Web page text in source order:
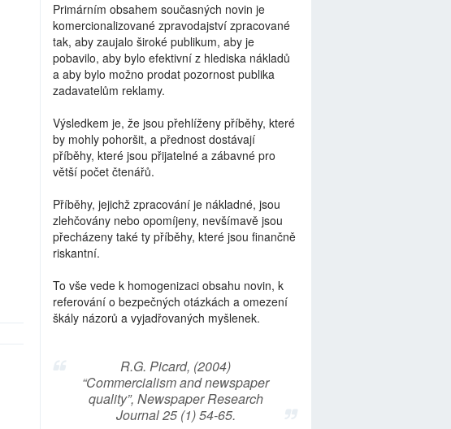
Primárním obsahem současných novin je
komercionalizované zpravodajství zpracované
tak, aby zaujalo široké publikum, aby je
pobavilo, aby bylo efektivní z hlediska nákladů
a aby bylo možno prodat pozornost publika
zadavatelům reklamy.
Výsledkem je, že jsou přehlíženy příběhy, které
by mohly pohoršit, a přednost dostávají
příběhy, které jsou přijatelné a zábavné pro
větší počet čtenářů.
Příběhy, jejichž zpracování je nákladné, jsou
zlehčovány nebo opomíjeny, nevšímavě jsou
přecházeny také ty příběhy, které jsou finančně
riskantní.
To vše vede k homogenizaci obsahu novin, k
referování o bezpečných otázkách a omezení
škály názorů a vyjadřovaných myšlenek.
R.G. Picard, (2004)
“Commercialism and newspaper
quality”, Newspaper Research
Journal 25 (1) 54-65.